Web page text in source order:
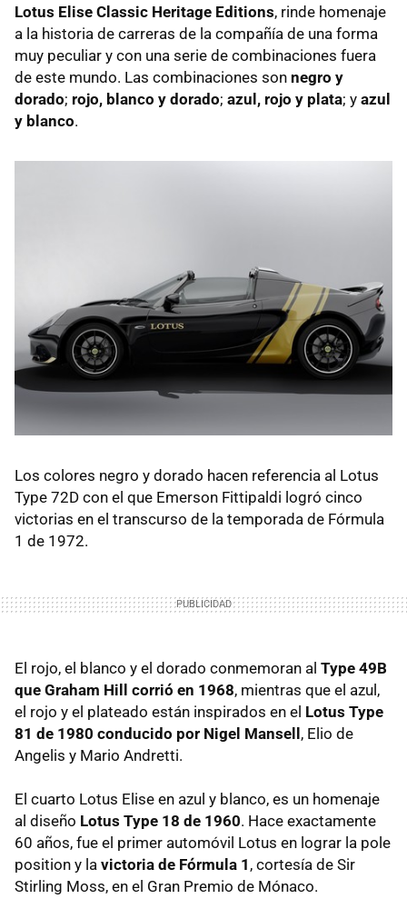
Lotus Elise Classic Heritage Editions, rinde homenaje
a la historia de carreras de la compañía de una forma
muy peculiar y con una serie de combinaciones fuera
de este mundo. Las combinaciones son negro y
dorado; rojo, blanco y dorado; azul, rojo y plata; y azul
y blanco.
Los colores negro y dorado hacen referencia al Lotus
Type 72D con el que Emerson Fittipaldi logró cinco
victorias en el transcurso de la temporada de Fórmula
1 de 1972.
El rojo, el blanco y el dorado conmemoran al Type 49B
que Graham Hill corrió en 1968, mientras que el azul,
el rojo y el plateado están inspirados en el Lotus Type
81 de 1980 conducido por Nigel Mansell, Elio de
Angelis y Mario Andretti.
El cuarto Lotus Elise en azul y blanco, es un homenaje
al diseño Lotus Type 18 de 1960. Hace exactamente
60 años, fue el primer automóvil Lotus en lograr la pole
position y la victoria de Fórmula 1 , cortesía de Sir
Stirling Moss, en el Gran Premio de Mónaco.